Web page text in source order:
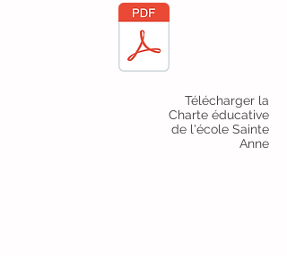
Télécharger la
Charte éducative
de l'école Sainte
Anne